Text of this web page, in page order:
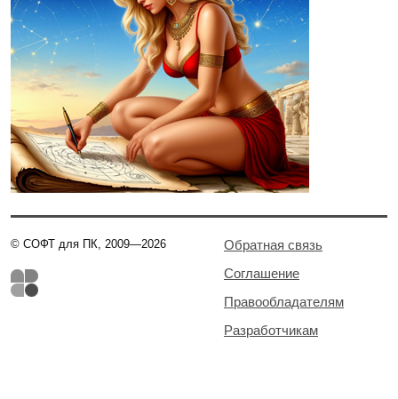
© СОФТ для ПК, 2009—2026
Обратная связь
Соглашение
Правообладателям
Разработчикам